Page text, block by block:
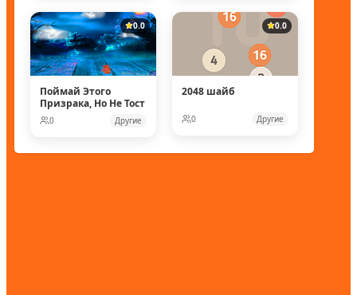
0.0
Поймай Этого
Призрака, Но Не Тост
0 Другие
0.0
2048 шайб
0 Другие